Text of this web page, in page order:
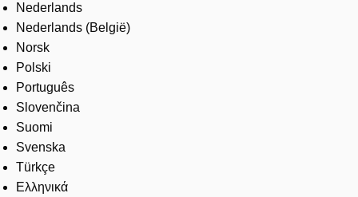
Nederlands
Nederlands (België)
Norsk
Polski
Português
Slovenčina
Suomi
Svenska
Türkçe
Ελληνικά